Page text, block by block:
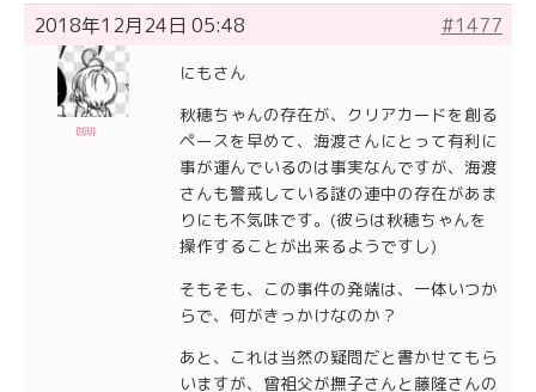
2018年12月24日 05:48 #1477
珈琲
にもさん
秋穂ちゃんの存在が、クリアカードを創る
ペースを早めて、海渡さんにとって有利に
事が運んでいるのは事実なんですが、海渡
さんも警戒している謎の連中の存在があま
りにも不気味です。(彼らは秋穂ちゃんを
操作することが出来るようですし)
そもそも、この事件の発端は、一体いつか
らで、何がきっかけなのか？
あと、これは当然の疑問だと書かせてもら
いますが、曾祖父が撫子さんと藤隆さんの